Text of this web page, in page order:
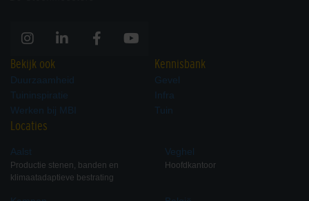
Bekijk ook
Duurzaamheid
Tuininspiratie
Werken bij MBI
Kennisbank
Gevel
Infra
Tuin
Locaties
Aalst
Productie stenen, banden en
klimaatadaptieve bestrating
Veghel
Hoofdkantoor